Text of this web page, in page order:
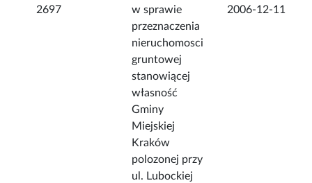
2697
w sprawie
przeznaczenia
nieruchomosci
gruntowej
stanowiącej
własność
Gminy
Miejskiej
Kraków
polozonej przy
ul. Lubockiej
2006-12-11